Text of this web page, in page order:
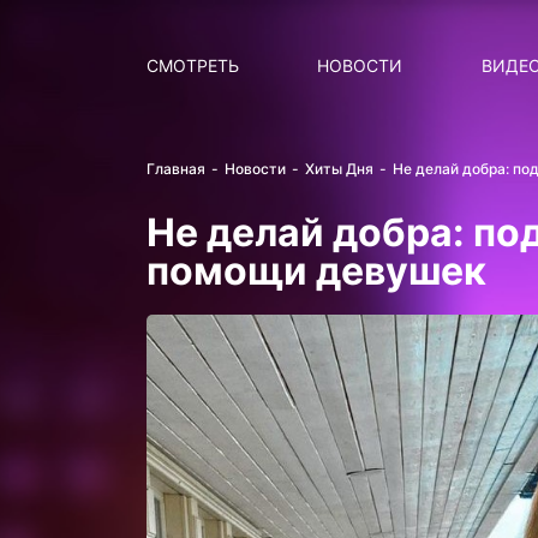
СМОТРЕТЬ НОВОСТИ
Главная Новости Хиты Дня Не делай добра:
Не делай добра:
помощи девушек